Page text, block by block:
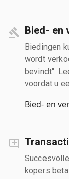
Bied- en
Biedingen
wordt
bevindt".
voordat u
Bied- en
kopers